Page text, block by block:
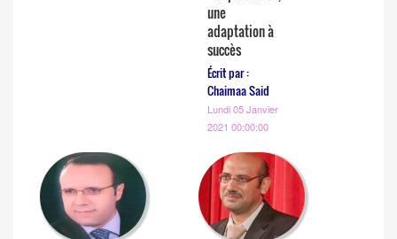
une
adaptation à
succès
Écrit par :
Chaimaa Said
Lundi 05 Janvier
2021 00:00:00